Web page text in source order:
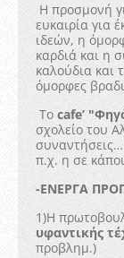
Η προσμονή
ευκαιρία για
ιδεών, η
καρδιά και η
καλούδια και
όμορφες
Το cafe’
σχολείο του
συναντήσεις…
π.χ. η σε
-ΕΝΕΡΓΑ
1)Η
υφαντικής
προβλημ.)